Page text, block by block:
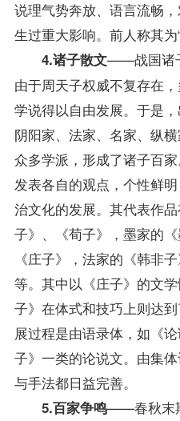
说理气势奔放、语言流畅
生过重大影响。前人称其
4.诸子散文——战国诸
由于周天子权威不复存在
学说得以自由发展。于是，
阴阳家、法家、名家、纵
众多学派，形成了诸子百
发表各自的观点，个性鲜
治文化的发展。其代表作
子》、《荀子》，墨家的《
《庄子》，法家的《韩非
等。其中以《庄子》的文
子》在体式和技巧上则达
展过程是由语录体，如《
子》一类的论说文。由集
与手法都日益完善。
5.百家争鸣——春秋末